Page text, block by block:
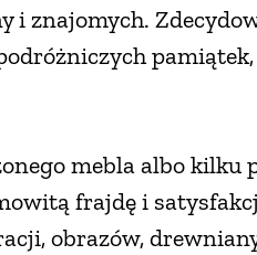
i znajomych.
mebla albo kilku
frajdę i
obrazów,